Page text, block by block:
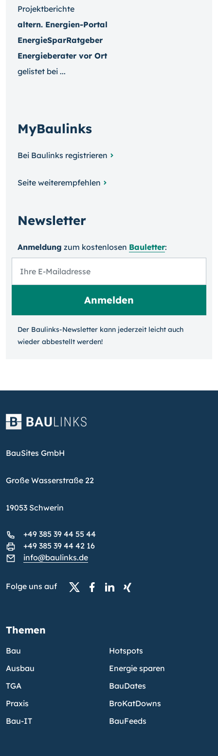
Projektberichte
altern. Energien-Portal
EnergieSparRatgeber
Energieberater vor Ort
gelistet bei ...
MyBaulinks
Bei Baulinks registrieren
Seite weiterempfehlen
Newsletter
Anmeldung zum kosten­losen Bauletter:
Der Baulinks-Newsletter kann jeder­zeit leicht auch
wieder ab­bestellt werden!
BauSites GmbH
Große Wasserstraße 22
19053 Schwerin
+49 385 39 44 55 44
+49 385 39 44 42 16
info@baulinks.de
Folge uns auf
Themen
Bau
Ausbau
TGA
Praxis
Bau-IT
Hotspots
Energie sparen
BauDates
BroKatDowns
BauFeeds